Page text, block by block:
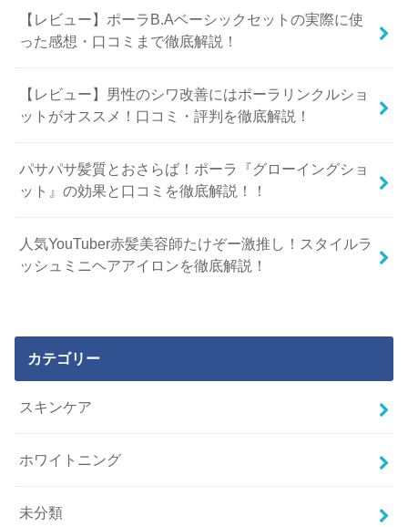
【レビュー】ポーラB.Aベーシックセットの実際に使
った感想・口コミまで徹底解説！
【レビュー】男性のシワ改善にはポーラリンクルショ
ットがオススメ！口コミ・評判を徹底解説！
パサパサ髪質とおさらば！ポーラ『グローイングショ
ット』の効果と口コミを徹底解説！！
人気YouTuber赤髪美容師たけぞー激推し！スタイルラ
ッシュミニヘアアイロンを徹底解説！
カテゴリー
スキンケア
ホワイトニング
未分類